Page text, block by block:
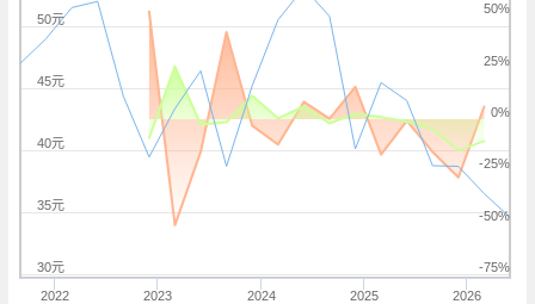
2022 2023 2024 2025 2026
-75%
-50%
-25%
0%
25%
50%
30元
35元
40元
45元
50元